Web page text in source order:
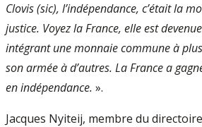
Clovis (sic), l’indépendance, c’était la
justice. Voyez la France, elle est
intégrant une monnaie commune à
son armée à d’autres. La France a
en indépendance. ».
Jacques Nyiteij, membre du